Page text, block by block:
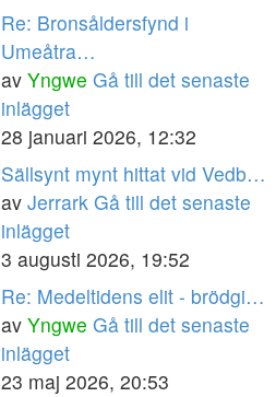
Re: Bronsåldersfynd i
Umeåtra…
av Yngwe Gå till det senaste
inlägget
28 januari 2026, 12:32
Sällsynt mynt hittat vid Vedb…
av Jerrark Gå till det senaste
inlägget
3 augusti 2026, 19:52
Re: Medeltidens elit - brödgi…
av Yngwe Gå till det senaste
inlägget
23 maj 2026, 20:53